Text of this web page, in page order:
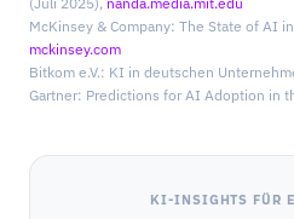
McKinsey & Company: The State of AI
mckinsey.com
Bitkom e.V.: KI in deutschen
Gartner: Predictions for AI Adoption in
KI-INSIGHTS FÜR